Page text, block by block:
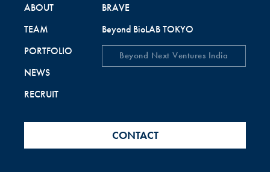
ABOUT
TEAM
PORTFOLIO
NEWS
RECRUIT
BRAVE
Beyond BioLAB TOKYO
Beyond Next Ventures India
CONTACT